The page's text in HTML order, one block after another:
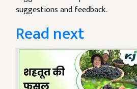
suggestions and feedback.
Read next